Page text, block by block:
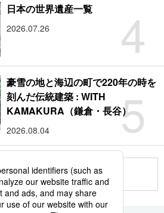
4
日本の世界遺産一覧
2026.07.26
5
豪雪の地と海辺の町で220年の時を
刻んだ伝統建築 : WITH
KAMAKURA（鎌倉・長谷）
2026.08.04
もっと見る